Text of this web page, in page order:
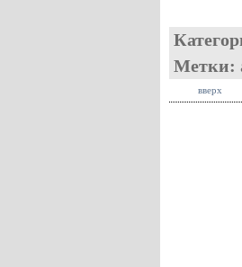
Метки:
вверх